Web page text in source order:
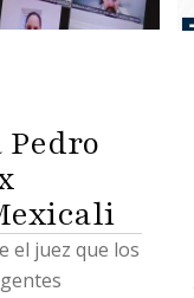
el juez que los